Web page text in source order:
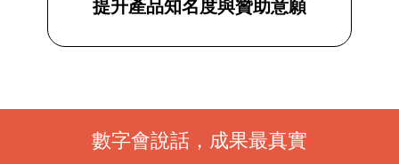
提升產品知名度與贊助意願
數字會說話，成果最真實